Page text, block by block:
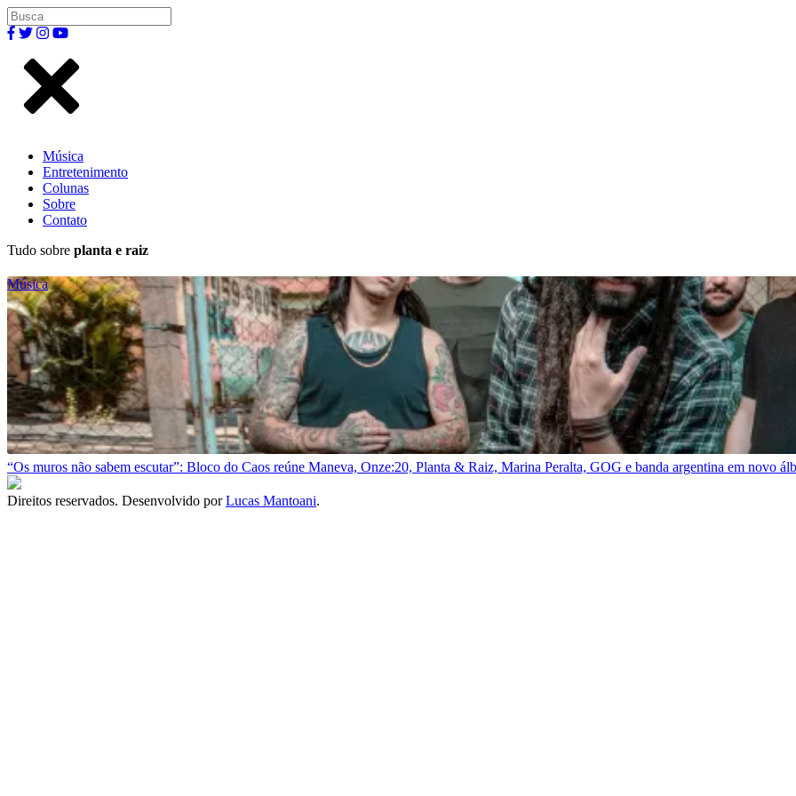
Música
Entretenimento
Colunas
Sobre
Contato
Tudo sobre planta e raiz
Música
“Os muros não sabem escutar”: Bloco do Caos reúne Maneva, Onze:20, Planta & Raiz, Marina Peralta, GOG e banda argentina em novo
Direitos reservados. Desenvolvido porLucas Mantoani.